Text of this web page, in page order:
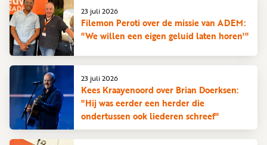
Filemon Peroti over de missie van ADEM:
"We willen een eigen geluid laten horen'"
23 juli 2026
Kees Kraayenoord over Brian Doerksen:
"Hij was eerder een herder die
ondertussen ook liederen schreef"
23 juli 2026